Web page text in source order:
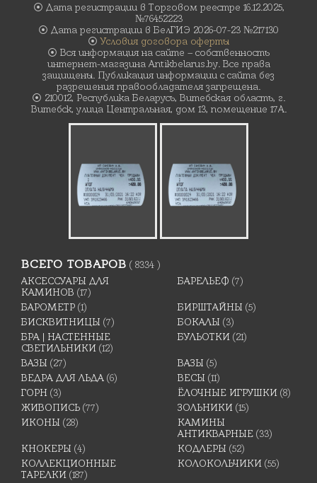
⦿ Дата регистрации в Торговом реестре 16.12.2025,
№76452223
⦿ Дата регистрации в БелГИЭ 2026-07-23 №217130
⦿Условия договора оферты
⦿ Вся информация на сайте – собственность
интернет-магазина Antikbelarus.by. Все права
защищены. Публикация информации с сайта без
разрешения правообладателя запрещена.
⦿ 210012, Республика Беларусь, Витебская область, г.
Витебск, улица Центральная, дом 13, помещение 17А.
ВСЕГО ТОВАРОВ ( 8334 )
АКСЕССУАРЫ ДЛЯ
КАМИНОВ (17)
БАРЕЛЬЕФ (7)
БАРОМЕТР (1) БИРШТАЙНЫ (5)
БИСКВИТНИЦЫ (7) БОКАЛЫ (3)
БРА | НАСТЕННЫЕ
СВЕТИЛЬНИКИ (12)
БУЛЬОТКИ (21)
ВАЗЫ (27) ВАЗЫ (5)
ВЕДРА ДЛЯ ЛЬДА (6) ВЕСЫ (11)
ГОРН (3) ЁЛОЧНЫЕ ИГРУШКИ (8)
ЖИВОПИСЬ (77) ЗОЛЬНИКИ (15)
ИКОНЫ (28)
КАМИНЫ
АНТИКВАРНЫЕ (33)
КНОКЕРЫ (4) КОДЛЕРЫ (52)
КОЛЛЕКЦИОННЫЕ
ТАРЕЛКИ (187)
КОЛОКОЛЬЧИКИ (55)